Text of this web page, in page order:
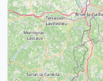
52